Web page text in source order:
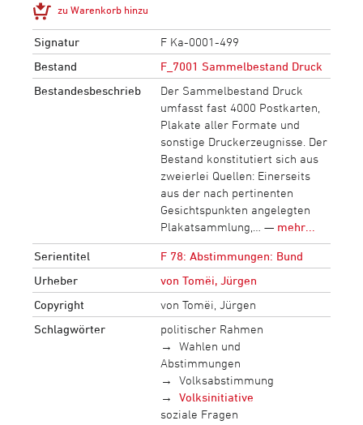
zu Warenkorb hinzu
Signatur
F Ka-0001-499
Bestand
F_7001 Sammelbestand Druck
Bestandesbeschrieb
Der Sammelbestand Druck
umfasst fast 4000 Postkarten,
Plakate aller Formate und
sonstige Druckerzeugnisse. Der
Bestand konstitutiert sich aus
zweierlei Quellen: Einerseits
aus der nach pertinenten
Gesichtspunkten angelegten
Plakatsammlung,… — mehr...
Serientitel
F 78: Abstimmungen: Bund
Urheber
von Tomëi, Jürgen
Copyright
von Tomëi, Jürgen
Schlagwörter
politischer Rahmen
Wahlen und
Abstimmungen
Volksabstimmung
Volksinitiative
soziale Fragen